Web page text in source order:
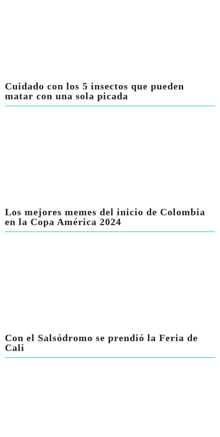
Cuidado con los 5 insectos que pueden
matar con una sola picada
Los mejores memes del inicio de Colombia
en la Copa América 2024
Con el Salsódromo se prendió la Feria de
Cali